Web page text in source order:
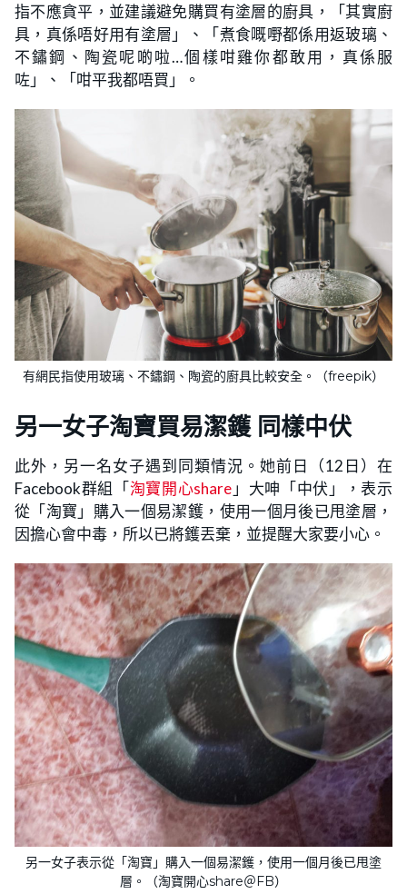
指不應貪平，並建議避免購買有塗層的廚具，「其實廚
具，真係唔好用有塗層」、「煮食嘅嘢都係用返玻璃、
不鏽鋼、陶瓷呢啲啦…個樣咁雞你都敢用，真係服
咗」、「咁平我都唔買」。
有網民指使用玻璃、不鏽鋼、陶瓷的廚具比較安全。（freepik）
另一女子淘寶買易潔鑊 同樣中伏
此外，另一名女子遇到同類情況。她前日（12日）在
Facebook群組「淘寶開心share 」大呻「中伏」，表示
從「淘寶」購入一個易潔鑊，使用一個月後已甩塗層，
因擔心會中毒，所以已將鑊丟棄，並提醒大家要小心。
另一女子表示從「淘寶」購入一個易潔鑊，使用一個月後已甩塗
層。（淘寶開心share＠FB）